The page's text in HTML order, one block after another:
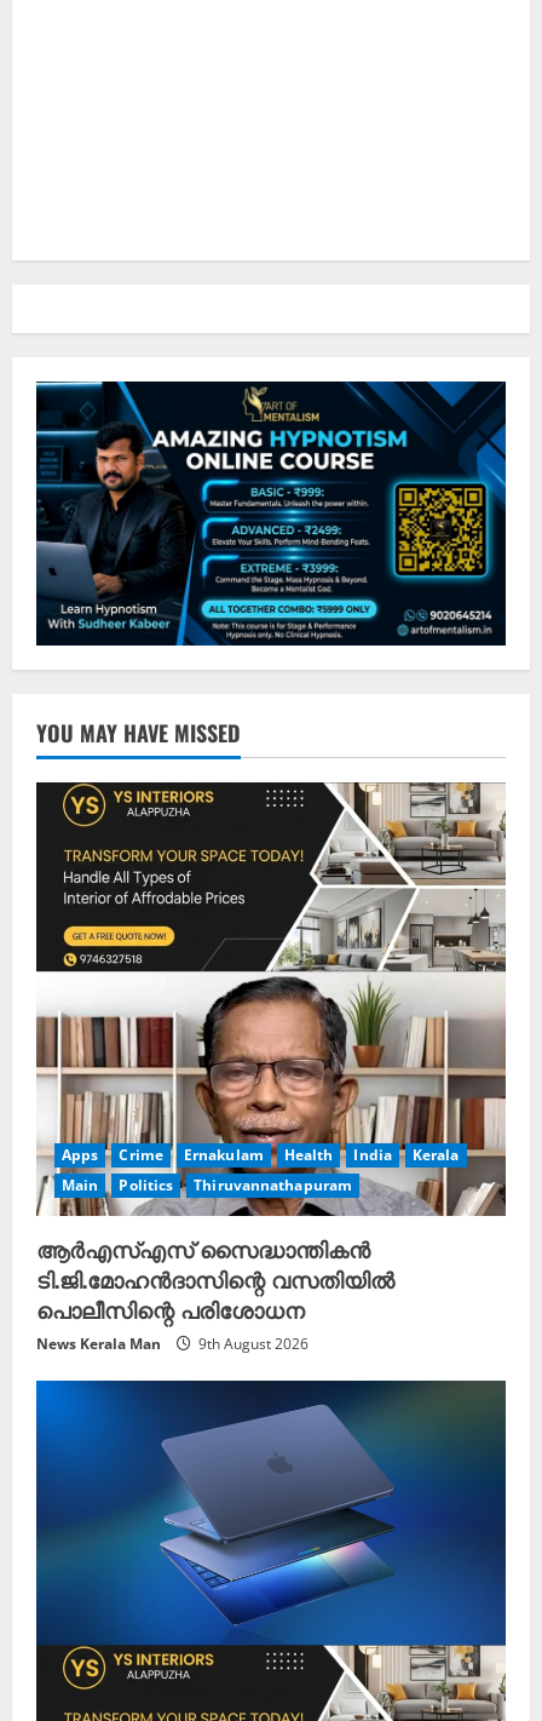
YOU MAY HAVE MISSED
Apps Crime Ernakulam Health India
Kerala
Main
Politics Thiruvannathapuram
ആർഎസ്എസ് സൈദ്ധാന്തികൻ
ടി.ജി.മോഹൻദാസിന്റെ വസതിയിൽ
പൊലീസിന്റെ പരിശോധന
News Kerala Man 9th August 2026